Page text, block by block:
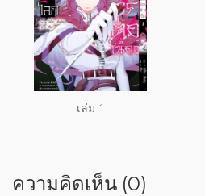
เล่ม 1
ความคิดเห็น (0)